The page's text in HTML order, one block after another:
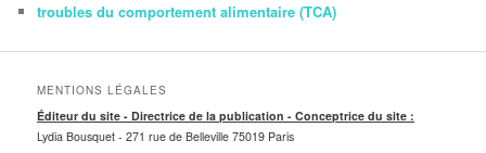
troubles du comportement alimentaire (TCA)
MENTIONS LÉGALES
Éditeur du site - Directrice de la publication - Conceptrice du site :
Lydia Bousquet -271 rue de Belleville 75019 Paris